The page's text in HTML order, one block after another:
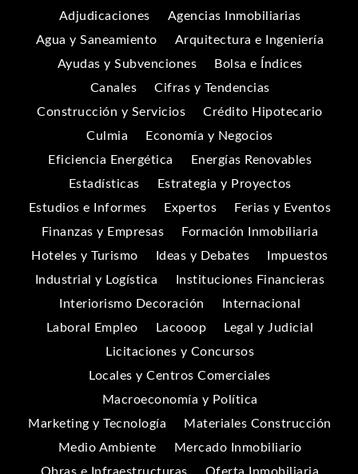
Adjudicaciones
Agencias Inmobiliarias
Agua y Saneamiento
Arquitectura e Ingeniería
Ayudas y Subvenciones
Bolsa e Índices
Canales
Cifras y Tendencias
Construcción y Servicios
Crédito Hipotecario
Culmia
Economía y Negocios
Eficiencia Energética
Energías Renovables
Estadísticas
Estrategia y Proyectos
Estudios e Informes
Expertos
Ferias y Eventos
Finanzas y Empresas
Formación Inmobiliaria
Hoteles y Turismo
Ideas y Debates
Impuestos
Industrial y Logística
Instituciones Financieras
Interiorismo Decoración
Internacional
Laboral Empleo
Lacooop
Legal y Judicial
Licitaciones y Concursos
Locales y Centros Comerciales
Macroeconomía y Política
Marketing y Tecnología
Materiales Construcción
Medio Ambiente
Mercado Inmobiliario